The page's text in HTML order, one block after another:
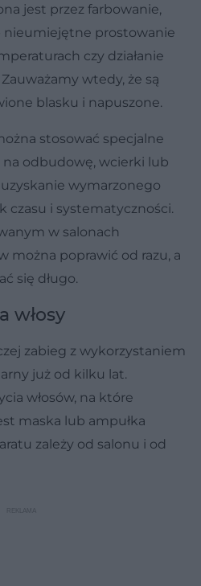
jest przez farbowanie,
nieumiejętne prostowanie
czy działanie
wtedy, że są
blasku i napuszone.
stosować specjalne
odbudowę, wcierki lub
wymarzonego
czasu i systematyczności.
w salonach
można poprawić od razu, a
się długo.
włosy
zabieg z wykorzystaniem
już od kilku lat.
włosów, na które
maska lub ampułka
zależy od salonu i od